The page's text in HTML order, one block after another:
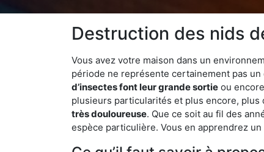
Destruction des nids
Vous avez votre maison dans un
période ne représente certainement pas
d’insectes font leur grande sortie ou
plusieurs particularités et plus encore,
très douloureuse. Que ce soit au fil des
espèce particulière. Vous en apprendrez